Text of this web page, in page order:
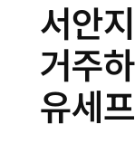
서안
거주
유세